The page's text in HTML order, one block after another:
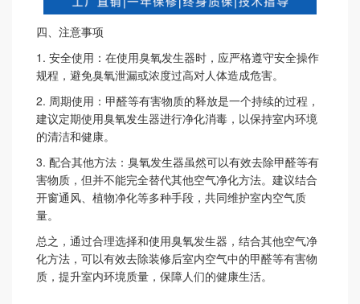
四、注意事项
1. 安全使用：在使用臭氧发生器时，应严格遵守安全操作
规程，避免臭氧泄漏或浓度过高对人体造成危害。
2. 周期使用：甲醛等有害物质的释放是一个持续的过程，
建议定期使用臭氧发生器进行净化消毒，以保持室内环境
的清洁和健康。
3. 配合其他方法：臭氧发生器虽然可以有效去除甲醛等有
害物质，但并不能完全替代其他空气净化方法。建议结合
开窗通风、植物净化等多种手段，共同维护室内空气质
量。
总之，通过合理选择和使用臭氧发生器，结合其他空气净
化方法，可以有效去除装修后室内空气中的甲醛等有害物
质，提升室内环境质量，保障人们的健康生活。